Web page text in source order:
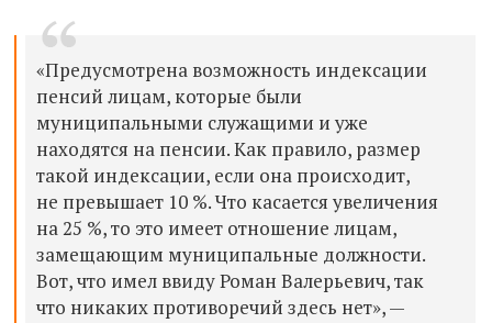
«Предусмотрена возможность индексации
пенсий лицам, которые были
муниципальными служащими и уже
находятся на пенсии. Как правило, размер
такой индексации, если она происходит,
не превышает 10 %. Что касается увеличения
на 25 %, то это имеет отношение лицам,
замещающим муниципальные должности.
Вот, что имел ввиду Роман Валерьевич, так
что никаких противоречий здесь нет», —